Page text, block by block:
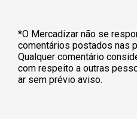
*O Mercadizar não se
comentários postados nas
Qualquer comentário
com respeito a outras
ar sem prévio aviso.